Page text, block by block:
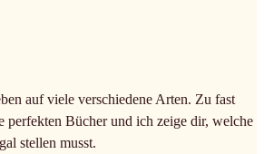
auf viele verschiedene Arten. Zu fast
perfekten Bücher und ich zeige dir, welche
stellen musst.